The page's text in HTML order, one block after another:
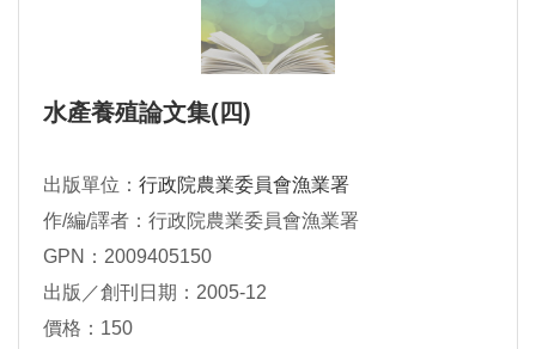
水產養殖論文集(四)
出版單位： 行政院農業委員會漁業署
作/編/譯者：行政院農業委員會漁業署
GPN：2009405150
出版／創刊日期：2005-12
價格：150